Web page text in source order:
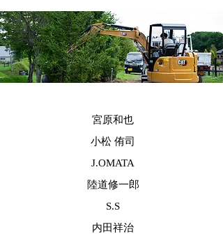
宮原和也
小松 侑司
J.OMATA
陸道修一郎
S.S
内田祥治